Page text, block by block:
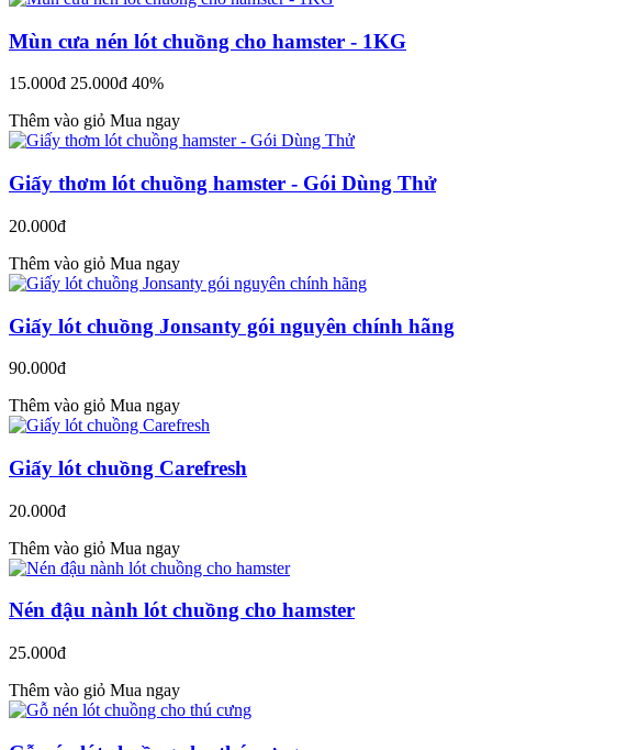
Mùn cưa nén lót chuồng cho hamster - 1KG
15.000đ 25.000đ 40%
Thêm vào giỏ Mua ngay
Giấy thơm lót chuồng hamster - Gói Dùng Thử
20.000đ
Thêm vào giỏ Mua ngay
Giấy lót chuồng Jonsanty gói nguyên chính hãng
90.000đ
Thêm vào giỏ Mua ngay
Giấy lót chuồng Carefresh
20.000đ
Thêm vào giỏ Mua ngay
Nén đậu nành lót chuồng cho hamster
25.000đ
Thêm vào giỏ Mua ngay